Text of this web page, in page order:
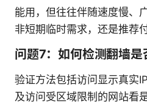
能用，但往往伴随速度慢、
非短期临时需求，还是推荐
问题7：如何检测翻墙是
验证方法包括访问显示真实
及访问受区域限制的网站看